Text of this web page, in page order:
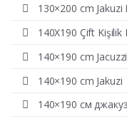
130×200 cm Jakuzi
140X190 Çift Kişilik
140×190 cm Jacuzzi
140×190 cm Jakuzi
140×190 см